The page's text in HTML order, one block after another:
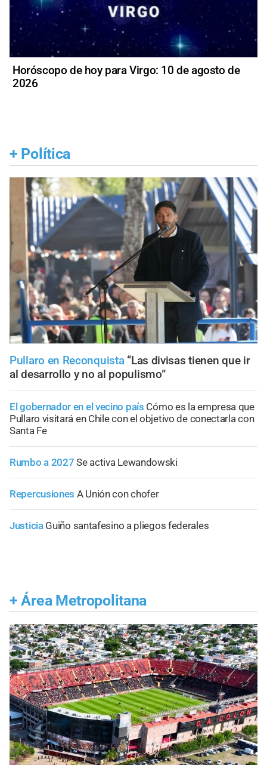
Horóscopo de hoy para Virgo: 10 de agosto de
2026
+ Política
Pullaro en Reconquista “Las divisas tienen que ir
al desarrollo y no al populismo”
El gobernador en el vecino país Cómo es la empresa que
Pullaro visitará en Chile con el objetivo de conectarla con
Santa Fe
Rumbo a 2027 Se activa Lewandowski
Repercusiones A Unión con chofer
Justicia Guiño santafesino a pliegos federales
+ Área Metropolitana